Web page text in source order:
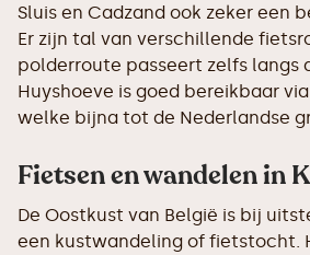
Sluis en Cadzand ook zeker een
Er zijn tal van verschillende
polderroute passeert zelfs langs
Huyshoeve is goed bereikbaar via
welke bijna tot de Nederlandse
Fietsen en wandelen in
De Oostkust van België is bij
een kustwandeling of fietstocht.